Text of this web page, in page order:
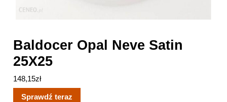
Baldocer Opal Neve Satin
25X25
148,15zł
Sprawdź teraz